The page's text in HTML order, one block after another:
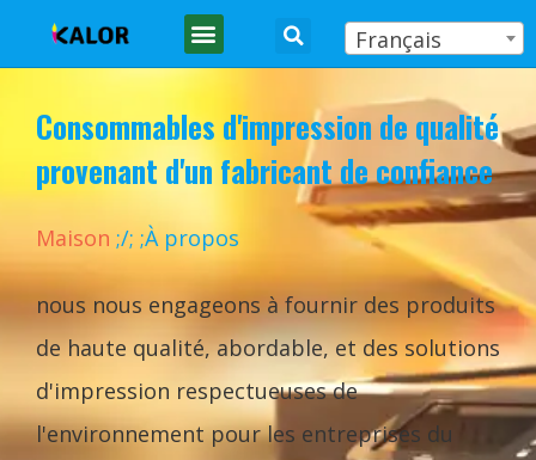
Français
Consommables d'impression de qualité
provenant d'un fabricant de confiance
Maison ;/; ;À propos
nous nous engageons à fournir des produits
de haute qualité, abordable, et des solutions
d'impression respectueuses de
l'environnement pour les entreprises du